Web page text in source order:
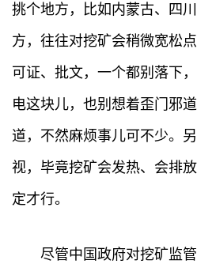
挑个地方，比如内蒙古、四
方，往往对挖矿会稍微宽松
可证、批文，一个都别落下
电这块儿，也别想着歪门邪
道，不然麻烦事儿可不少。
视，毕竟挖矿会发热、会排
定才行。
尽管中国政府对挖矿监